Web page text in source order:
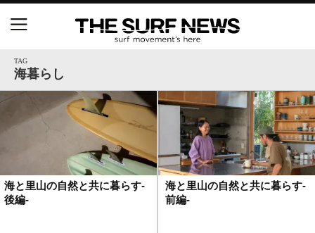
TAG
海暮らし
海と里山の自然と共に暮らす-
後編-
海と里山の自然と共に暮らす-
前編-
【五十嵐カノア独占インタビュー】旧友レオ、ジャ
ックとの豪華プライベートセッション
S.ONE ショート＆ロング開幕戦・現地リポート（高
橋みなと）